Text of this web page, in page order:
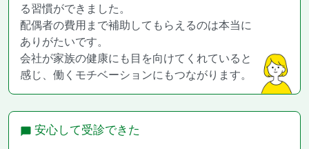
る習慣ができました。
配偶者の費用まで補助してもらえるのは本当に
ありがたいです。
会社が家族の健康にも目を向けてくれていると
感じ、働くモチベーションにもつながります。
安心して受診できた